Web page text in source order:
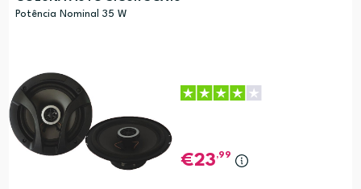
Potência Nominal 35 W
23,99